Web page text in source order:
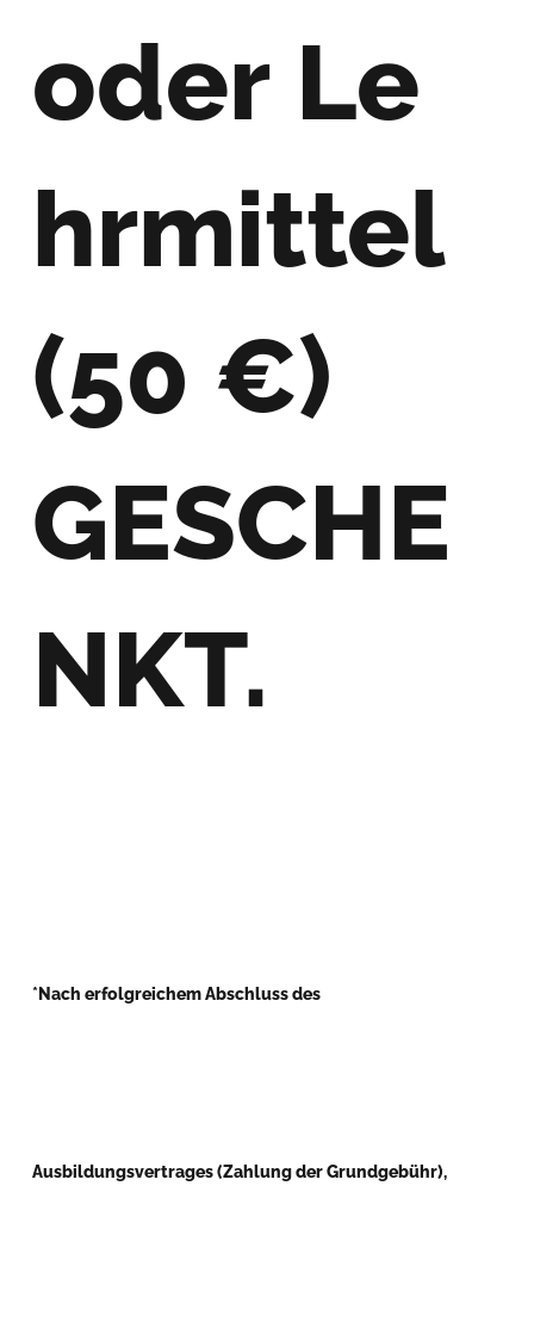
oder Le
hrmittel
(50 €)
GESCHE
NKT.
*Nach erfolgreichem Abschluss des
Ausbildungsvertrages (Zahlung der Grundgebühr),